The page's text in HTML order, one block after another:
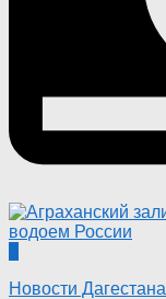
Новости Дагестана